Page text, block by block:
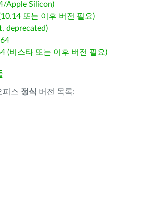
Apple Silicon)
또는 이후 버전 필요)
deprecated)
(비스타 또는 이후 버전 필요)
피스 정식 버전 목록: